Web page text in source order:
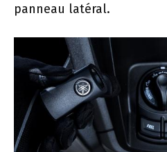
panneau latéral.